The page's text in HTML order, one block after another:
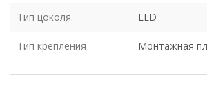
Тип цоколя. LED
Тип крепления Монтажная